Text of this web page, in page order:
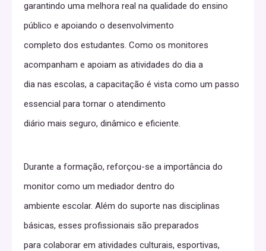
garantindo uma melhora real na qualidade do ensino
público e apoiando o desenvolvimento
completo dos estudantes. Como os monitores
acompanham e apoiam as atividades do dia a
dia nas escolas, a capacitação é vista como um passo
essencial para tornar o atendimento
diário mais seguro, dinâmico e eficiente.
Durante a formação, reforçou-se a importância do
monitor como um mediador dentro do
ambiente escolar. Além do suporte nas disciplinas
básicas, esses profissionais são preparados
para colaborar em atividades culturais, esportivas,